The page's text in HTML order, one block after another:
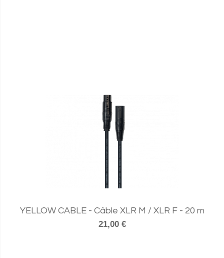
YELLOW CABLE - Câble XLR M / XLR F - 20 m
21,00 €